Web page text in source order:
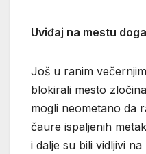
Uviđaj na mestu
Još u ranim
blokirali mesto
mogli neometano da
čaure ispaljenih
i dalje su bili vidljivi na